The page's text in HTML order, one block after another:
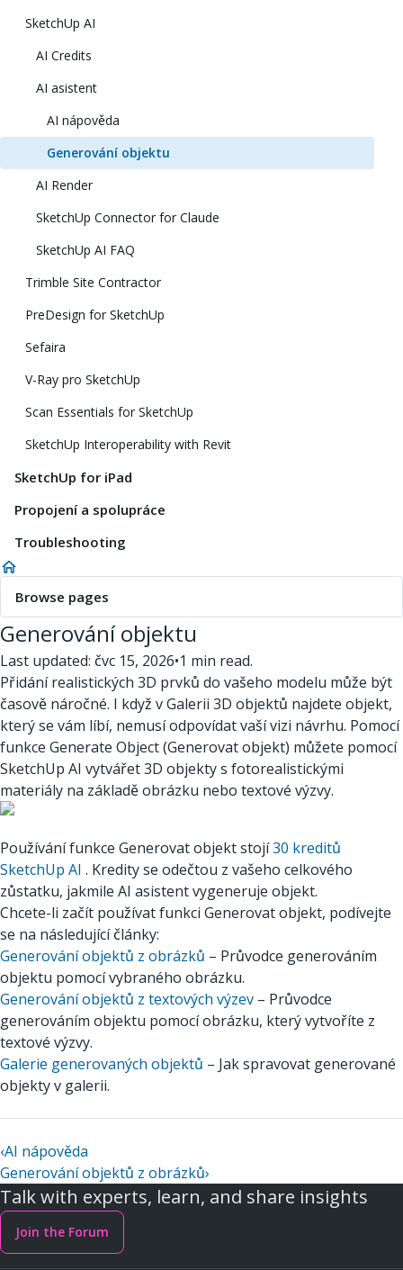
SketchUp AI
AI Credits
AI asistent
AI nápověda
Generování objektu
AI Render
SketchUp Connector for Claude
SketchUp AI FAQ
Trimble Site Contractor
PreDesign for SketchUp
Sefaira
V-Ray pro SketchUp
Scan Essentials for SketchUp
SketchUp Interoperability with Revit
SketchUp for iPad
Propojení a spolupráce
Troubleshooting
Browse pages
Generování objektu
Last updated: čvc 15, 2026•1 min read.
Přidání realistických 3D prvků do vašeho modelu může být
časově náročné. I když v Galerii 3D objektů najdete objekt,
který se vám líbí, nemusí odpovídat vaší vizi návrhu. Pomocí
funkce Generate Object (Generovat objekt) můžete pomocí
SketchUp AI vytvářet 3D objekty s fotorealistickými
materiály na základě obrázku nebo textové výzvy.
Používání funkce Generovat objekt stojí30 kreditů
SketchUp AI . Kredity se odečtou z vašeho celkového
zůstatku, jakmile AI asistent vygeneruje objekt.
Chcete-li začít používat funkci Generovat objekt, podívejte
se na následující články:
Generování objektů z obrázků – Průvodce generováním
objektu pomocí vybraného obrázku.
Generování objektů z textových výzev – Průvodce
generováním objektu pomocí obrázku, který vytvoříte z
textové výzvy.
Galerie generovaných objektů – Jak spravovat generované
objekty v galerii.
‹AI nápověda
Generování objektů z obrázků›
Talk with experts, learn, and share insights
Join the Forum